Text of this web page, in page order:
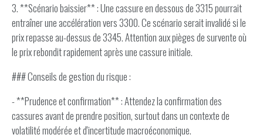
3. **Scénario baissier** : Une cassure en dessous de 3315 pourrait
entraîner une accélération vers 3300. Ce scénario serait invalidé si le
prix repasse au-dessus de 3345. Attention aux pièges de survente où
le prix rebondit rapidement après une cassure initiale.
### Conseils de gestion du risque :
- **Prudence et confirmation** : Attendez la confirmation des
cassures avant de prendre position, surtout dans un contexte de
volatilité modérée et d'incertitude macroéconomique.